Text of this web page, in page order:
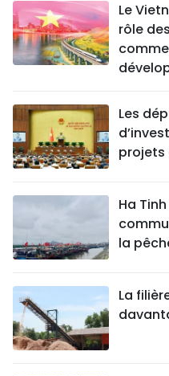
Le
rôle
Les
projets
Ha
la
La